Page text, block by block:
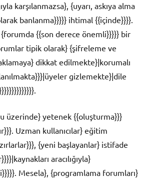
karşılanmazsa}, {uyarı, askıya alma
banlanma}}}}} ihtimal {{içinde}}}}.
{{son derece önemli}}}}} bir
tipik olarak} {şifreleme ve
dikkat edilmekte}|korumalı
gizlemekte}|dile
üzerinde} yetenek {{oluşturma}}}
Uzman kullanıcılar} eğitim
{yeni başlayanlar} istifade
aracılığıyla}
Mesela}, {programlama forumları}